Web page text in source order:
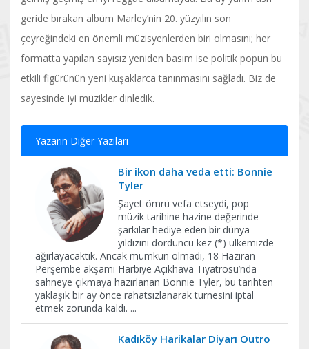
geride bırakan albüm Marley’nin 20. yüzyılın son
çeyreğindeki en önemli müzisyenlerden biri olmasını; her
formatta yapılan sayısız yeniden basım ise politik popun bu
etkili figürünün yeni kuşaklarca tanınmasını sağladı. Biz de
sayesinde iyi müzikler dinledik.
Yazarın Diğer Yazıları
Bir ikon daha veda etti: Bonnie
Tyler
Şayet ömrü vefa etseydi, pop
müzik tarihine hazine değerinde
şarkılar hediye eden bir dünya
yıldızını dördüncü kez (*) ülkemizde
ağırlayacaktık. Ancak mümkün olmadı, 18 Haziran
Perşembe akşamı Harbiye Açıkhava Tiyatrosu’nda
sahneye çıkmaya hazırlanan Bonnie Tyler, bu tarihten
yaklaşık bir ay önce rahatsızlanarak turnesini iptal
etmek zorunda kaldı. ...
Kadıköy Harikalar Diyarı Outro